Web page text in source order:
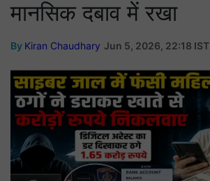
मानसिक दबाव में रखा
By Kiran Chaudhary Jun 5, 2026, 22:18 IST